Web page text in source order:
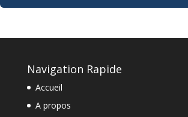
Navigation Rapide
Accueil
A propos